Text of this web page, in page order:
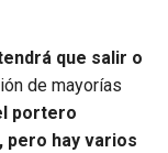
que salir o
de mayorías
portero
pero hay varios